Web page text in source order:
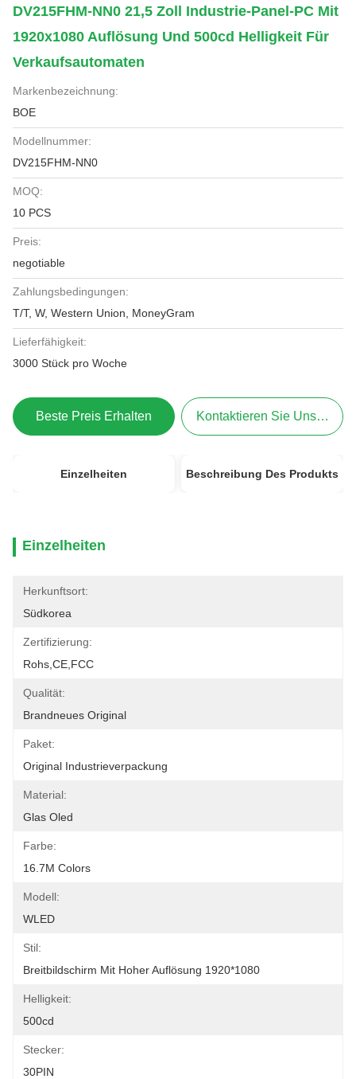
DV215FHM-NN0 21,5 Zoll Industrie-Panel-PC Mit
1920x1080 Auflösung Und 500cd Helligkeit Für
Verkaufsautomaten
Markenbezeichnung:
BOE
Modellnummer:
DV215FHM-NN0
MOQ:
10 PCS
Preis:
negotiable
Zahlungsbedingungen:
T/T, W, Western Union, MoneyGram
Lieferfähigkeit:
3000 Stück pro Woche
Beste Preis Erhalten Kontaktieren Sie Uns Jetzt
Einzelheiten Beschreibung Des Produkts
Einzelheiten
Herkunftsort:
Südkorea
Zertifizierung:
Rohs,CE,FCC
Qualität:
Brandneues Original
Paket:
Original Industrieverpackung
Material:
Glas Oled
Farbe:
16.7M Colors
Modell:
WLED
Stil:
Breitbildschirm Mit Hoher Auflösung 1920*1080
Helligkeit:
500cd
Stecker:
30PIN